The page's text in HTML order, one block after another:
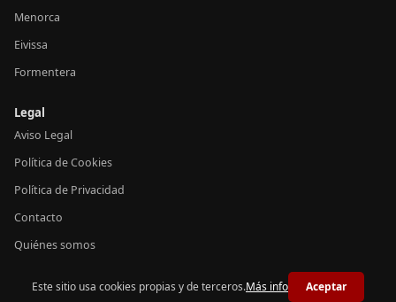
Menorca
Eivissa
Formentera
Legal
Aviso Legal
Política de Cookies
Política de Privacidad
Contacto
Quiénes somos
© 2026 Notícies Balears
Este sitio usa cookies propias y de terceros.Más info Aceptar